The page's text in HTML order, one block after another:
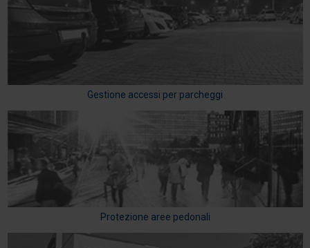
Gestione accessi per parcheggi
Protezione aree pedonali